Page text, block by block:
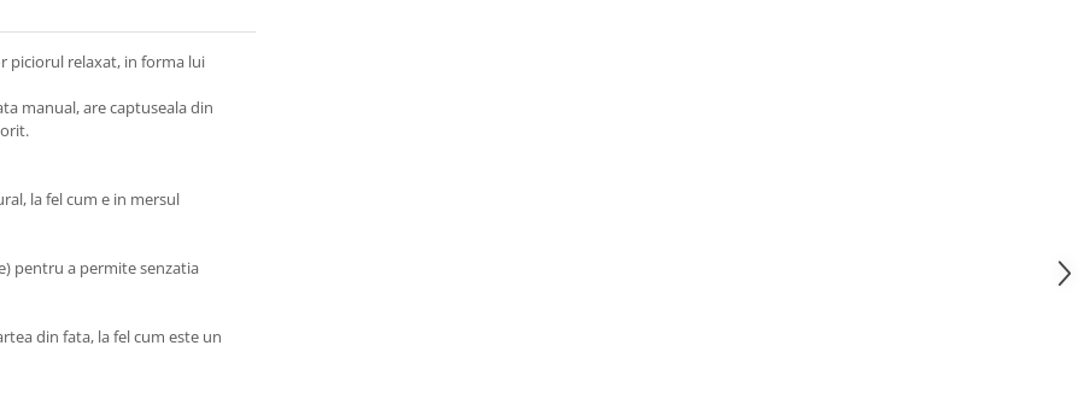
piciorul relaxat, in forma lui
manual, are captuseala din
la fel cum e in mersul
pentru a permite senzatia
din fata, la fel cum este un